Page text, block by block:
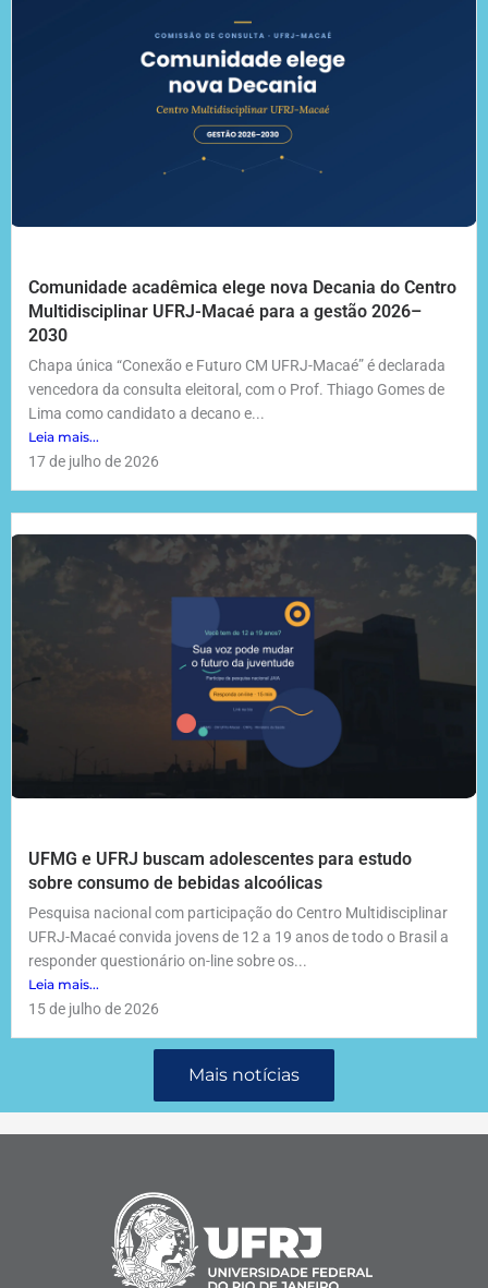
Comunidade acadêmica elege nova Decania do Centro
Multidisciplinar UFRJ-Macaé para a gestão 2026–
2030
Chapa única “Conexão e Futuro CM UFRJ-Macaé” é declarada
vencedora da consulta eleitoral, com o Prof. Thiago Gomes de
Lima como candidato a decano e...
Leia mais...
17 de julho de 2026
UFMG e UFRJ buscam adolescentes para estudo
sobre consumo de bebidas alcoólicas
Pesquisa nacional com participação do Centro Multidisciplinar
UFRJ-Macaé convida jovens de 12 a 19 anos de todo o Brasil a
responder questionário on-line sobre os...
Leia mais...
15 de julho de 2026
Mais notícias